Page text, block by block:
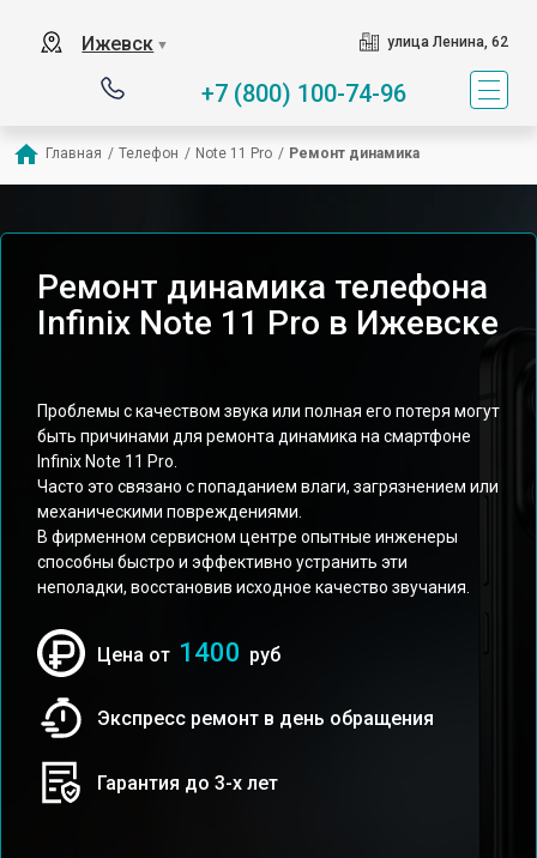
Ижевск ▼ улица Ленина, 62
+7 (800) 100-74-96
Главная / Телефон / Note 11 Pro / Ремонт динамика
Ремонт динамика телефона
Infinix Note 11 Pro в Ижевске
Проблемы с качеством звука или полная его потеря могут
быть причинами для ремонта динамика на смартфоне
Infinix Note 11 Pro.
Часто это связано с попаданием влаги, загрязнением или
механическими повреждениями.
В фирменном сервисном центре опытные инженеры
способны быстро и эффективно устранить эти
неполадки, восстановив исходное качество звучания.
Цена от 1400 руб
Экспресс ремонт в день обращения
Гарантия до 3-х лет